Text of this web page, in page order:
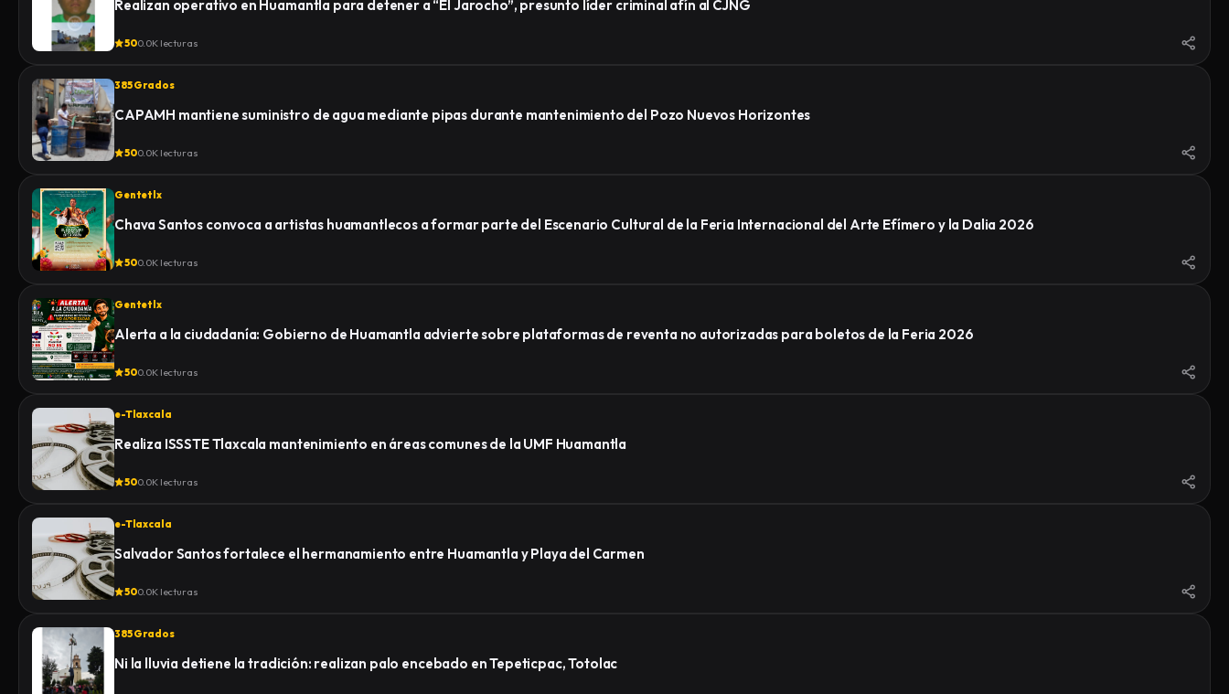
Realizan operativo en Huamantla para detener a “El Jarocho”, presunto líder criminal afín al CJNG
500.0K lecturas
385 Grados
CAPAMH mantiene suministro de agua mediante pipas durante mantenimiento del Pozo Nuevos Horizontes
500.0K lecturas
Gentetlx
Chava Santos convoca a artistas huamantlecos a formar parte del Escenario Cultural de la Feria Internacional del Arte Efímero y la Dalia 2026
500.0K lecturas
Gentetlx
Alerta a la ciudadanía: Gobierno de Huamantla advierte sobre plataformas de reventa no autorizadas para boletos de la Feria 2026
500.0K lecturas
e-Tlaxcala
Realiza ISSSTE Tlaxcala mantenimiento en áreas comunes de la UMF Huamantla
500.0K lecturas
e-Tlaxcala
Salvador Santos fortalece el hermanamiento entre Huamantla y Playa del Carmen
500.0K lecturas
385 Grados
Ni la lluvia detiene la tradición: realizan palo encebado en Tepeticpac, Totolac